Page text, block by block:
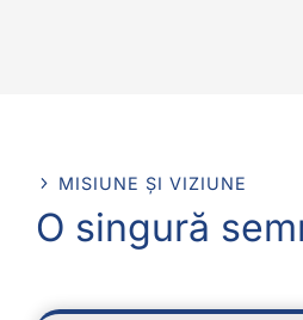
MISIUNE ȘI VIZIUNE
O singură